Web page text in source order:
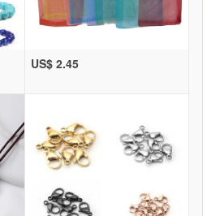
US$ 2.45